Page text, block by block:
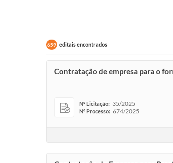
659 editais encontrados
Contratação de empresa para o
Nº Licitação: 35/2025
Nº Processo: 674/2025